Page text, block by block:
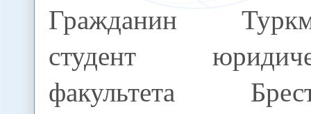
Гражданин
студент
факультета